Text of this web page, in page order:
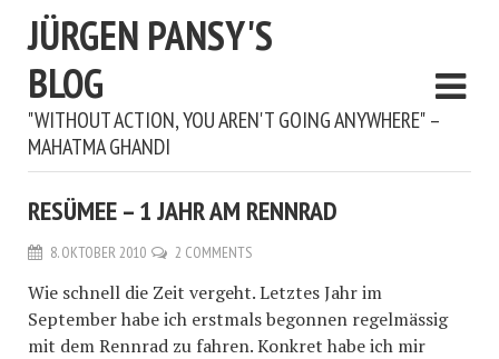
JÜRGEN PANSY'S
BLOG
"WITHOUT ACTION, YOU AREN'T GOING ANYWHERE" –
MAHATMA GHANDI
RESÜMEE – 1 JAHR AM RENNRAD
8. OKTOBER 2010 2 COMMENTS
Wie schnell die Zeit vergeht. Letztes Jahr im
September habe ich erstmals begonnen regelmässig
mit dem Rennrad zu fahren. Konkret habe ich mir